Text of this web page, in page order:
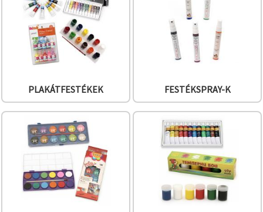
PLAKÁTFESTÉKEK FESTÉKSPRAY-K